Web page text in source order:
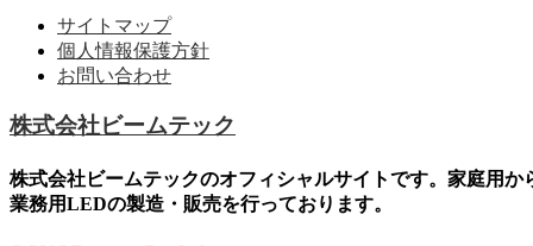
サイトマップ
個人情報保護方針
お問い合わせ
株式会社ビームテック
株式会社ビームテックのオフィシャルサイトです。家庭用か
業務用LEDの製造・販売を行っております。